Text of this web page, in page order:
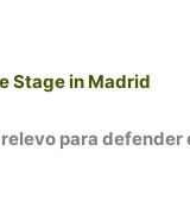
Stage in Madrid
para